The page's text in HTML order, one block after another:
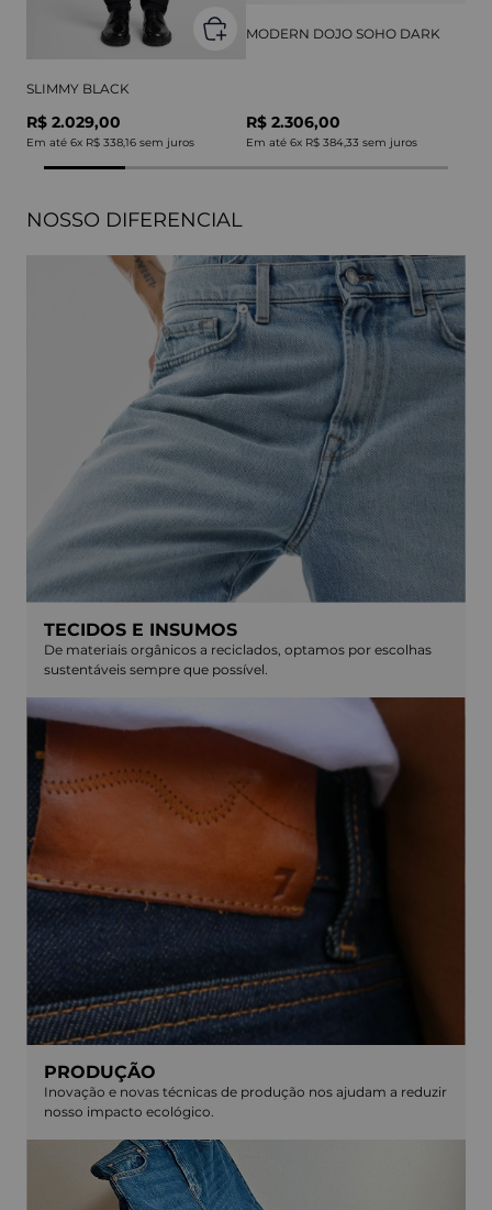
SLIMMY BLACK
R$ 2.029,00
Em até 6x R$ 338,16 sem juros
MODERN DOJO SOHO DARK
R$ 2.306,00
Em até 6x R$ 384,33 sem juros
NOSSO DIFERENCIAL
TECIDOS E INSUMOS
De materiais orgânicos a reciclados, optamos por escolhas
sustentáveis sempre que possível.
PRODUÇÃO
Inovação e novas técnicas de produção nos ajudam a reduzir
nosso impacto ecológico.